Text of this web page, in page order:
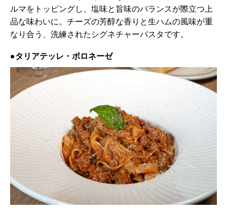
ルマをトッピングし、塩味と旨味のバランスが際立つ上
品な味わいに。チーズの芳醇な香りと生ハムの風味が重
なり合う、洗練されたシグネチャーパスタです。
●タリアテッレ・ボロネーゼ